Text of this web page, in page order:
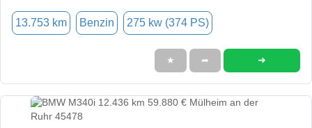
13.753 km Benzin 275 kw (374 PS)
★ ➦ ➜